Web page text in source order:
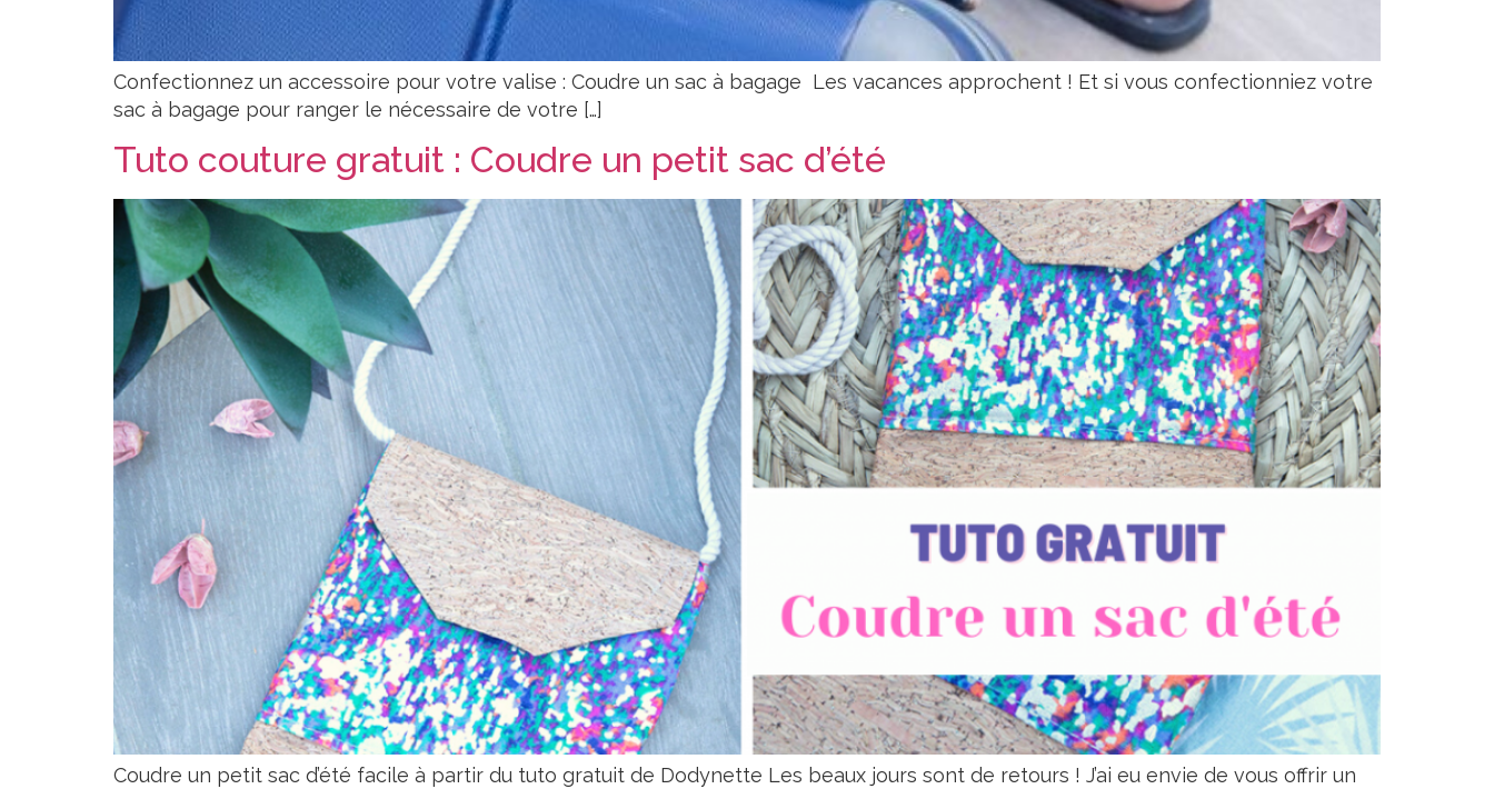
Confectionnez un accessoire pour votre valise : Coudre un sac à bagage Les vacances approchent ! Et si vous confectionniez votre
sac à bagage pour ranger le nécessaire de votre […]
Tuto couture gratuit : Coudre un petit sac d’été
Coudre un petit sac d’été facile à partir du tuto gratuit de Dodynette Les beaux jours sont de retours ! J’ai eu envie de vous offrir un